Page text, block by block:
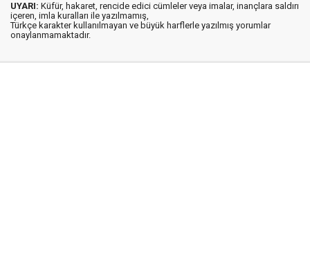
UYARI: Küfür, hakaret, rencide edici cümleler veya imalar, inançlara saldırı
içeren, imla kuralları ile yazılmamış,
Türkçe karakter kullanılmayan ve büyük harflerle yazılmış yorumlar
onaylanmamaktadır.